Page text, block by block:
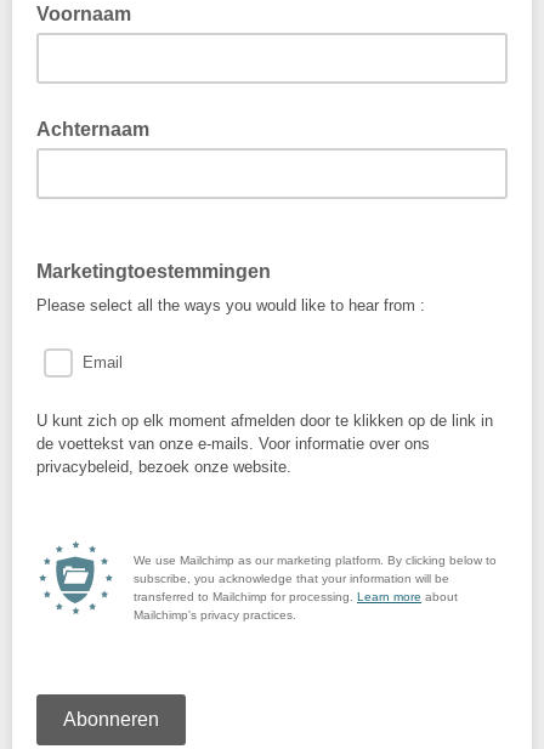
Voornaam
Achternaam
Marketingtoestemmingen
Please select all the ways you would like to hear from :
Email
U kunt zich op elk moment afmelden door te klikken op de link in
de voettekst van onze e-mails. Voor informatie over ons
privacybeleid, bezoek onze website.
We use Mailchimp as our marketing platform. By clicking below to
subscribe, you acknowledge that your information will be
transferred to Mailchimp for processing. Learn more about
Mailchimp's privacy practices.